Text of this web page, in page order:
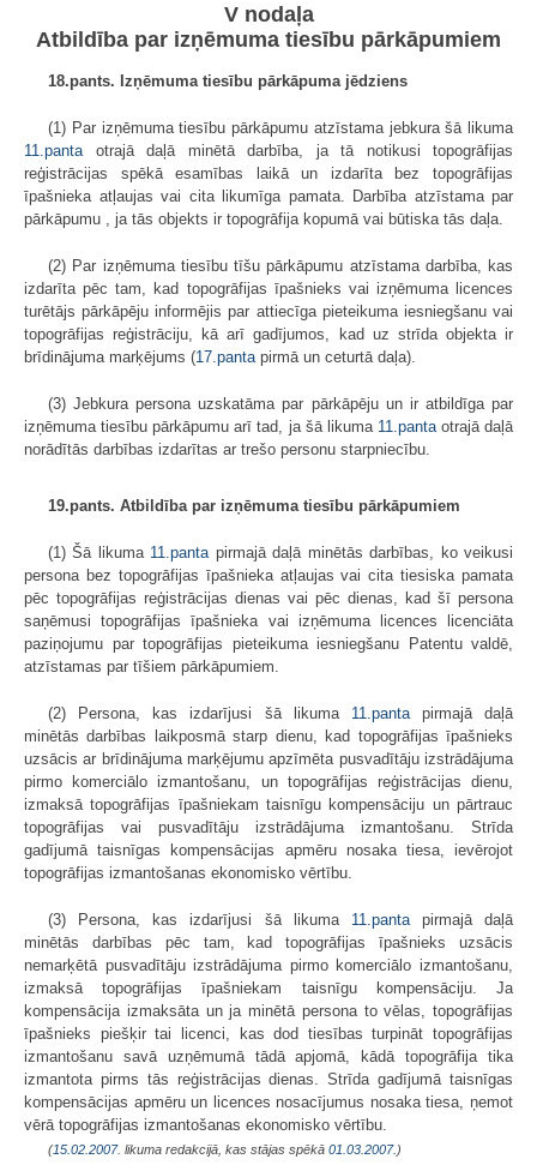
V nodaļa
Atbildība par izņēmuma tiesību pārkāpumiem
18.pants. Izņēmuma tiesību pārkāpuma jēdziens
(1) Par izņēmuma tiesību pārkāpumu atzīstama jebkura šā likuma
11.pantaotrajā daļā minētā darbība, ja tā notikusi topogrāfijas
reģistrācijas spēkā esamības laikā un izdarīta bez topogrāfijas
īpašnieka atļaujas vai cita likumīga pamata. Darbība atzīstama par
pārkāpumu , ja tās objekts ir topogrāfija kopumā vai būtiska tās daļa.
(2) Par izņēmuma tiesību tīšu pārkāpumu atzīstama darbība, kas
izdarīta pēc tam, kad topogrāfijas īpašnieks vai izņēmuma licences
turētājs pārkāpēju informējis par attiecīga pieteikuma iesniegšanu vai
topogrāfijas reģistrāciju, kā arī gadījumos, kad uz strīda objekta ir
brīdinājuma marķējums (17.pantapirmā un ceturtā daļa).
(3) Jebkura persona uzskatāma par pārkāpēju un ir atbildīga par
izņēmuma tiesību pārkāpumu arī tad, ja šā likuma 11.pantaotrajā daļā
norādītās darbības izdarītas ar trešo personu starpniecību.
19.pants. Atbildība par izņēmuma tiesību pārkāpumiem
(1) Šā likuma 11.pantapirmajā daļā minētās darbības, ko veikusi
persona bez topogrāfijas īpašnieka atļaujas vai cita tiesiska pamata
pēc topogrāfijas reģistrācijas dienas vai pēc dienas, kad šī persona
saņēmusi topogrāfijas īpašnieka vai izņēmuma licences licenciāta
paziņojumu par topogrāfijas pieteikuma iesniegšanu Patentu valdē,
atzīstamas par tīšiem pārkāpumiem.
(2) Persona, kas izdarījusi šā likuma 11.pantapirmajā daļā
minētās darbības laikposmā starp dienu, kad topogrāfijas īpašnieks
uzsācis ar brīdinājuma marķējumu apzīmēta pusvadītāju izstrādājuma
pirmo komerciālo izmantošanu, un topogrāfijas reģistrācijas dienu,
izmaksā topogrāfijas īpašniekam taisnīgu kompensāciju un pārtrauc
topogrāfijas vai pusvadītāju izstrādājuma izmantošanu. Strīda
gadījumā taisnīgas kompensācijas apmēru nosaka tiesa, ievērojot
topogrāfijas izmantošanas ekonomisko vērtību.
(3) Persona, kas izdarījusi šā likuma 11.pantapirmajā daļā
minētās darbības pēc tam, kad topogrāfijas īpašnieks uzsācis
nemarķētā pusvadītāju izstrādājuma pirmo komerciālo izmantošanu,
izmaksā topogrāfijas īpašniekam taisnīgu kompensāciju. Ja
kompensācija izmaksāta un ja minētā persona to vēlas, topogrāfijas
īpašnieks piešķir tai licenci, kas dod tiesības turpināt topogrāfijas
izmantošanu savā uzņēmumā tādā apjomā, kādā topogrāfija tika
izmantota pirms tās reģistrācijas dienas. Strīda gadījumā taisnīgas
kompensācijas apmēru un licences nosacījumus nosaka tiesa, ņemot
vērā topogrāfijas izmantošanas ekonomisko vērtību.
(15.02.2007. likuma redakcijā, kas stājas spēkā 01.03.2007.)